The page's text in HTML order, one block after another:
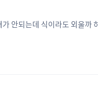
안되는데 식이라도 외울까